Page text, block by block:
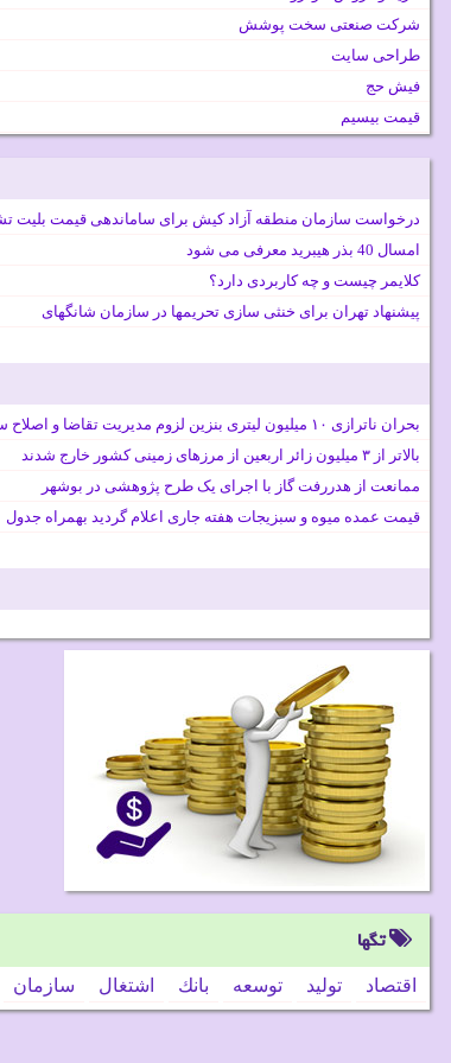
شرکت صنعتی سخت پوشش
طراحی سایت
فیش حج
قیمت بیسیم
درخواست سازمان منطقه آزاد کیش برای ساماندهی قیمت بلیت
امسال 40 بذر هیبرید معرفی می شود
کلایمر چیست و چه کاربردی دارد؟
پیشنهاد تهران برای خنثی سازی تحریمها در سازمان شانگهای
بحران ناترازی ۱۰ میلیون لیتری بنزین لزوم مدیریت تقاضا و اصلاح ساختار
بالاتر از ۳ میلیون زائر اربعین از مرزهای زمینی کشور خارج شدند
ممانعت از هدررفت گاز با اجرای یک طرح پژوهشی در بوشهر
قیمت عمده میوه و سبزیجات هفته جاری اعلام گردید بهمراه جدول
تگها
اقتصاد تولید توسعه بانك اشتغال سازمان